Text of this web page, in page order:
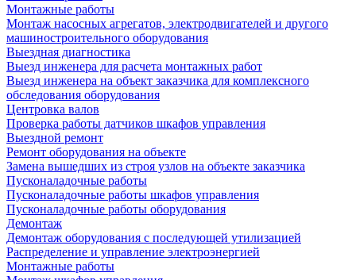
Монтажные работы
Монтаж насосных агрегатов, электродвигателей и другого
машиностроительного оборудования
Выездная диагностика
Выезд инженера для расчета монтажных работ
Выезд инженера на объект заказчика для комплексного
обследования оборудования
Центровка валов
Проверка работы датчиков шкафов управления
Выездной ремонт
Ремонт оборудования на объекте
Замена вышедших из строя узлов на объекте заказчика
Пусконаладочные работы
Пусконаладочные работы шкафов управления
Пусконаладочные работы оборудования
Демонтаж
Демонтаж оборудования с последующей утилизацией
Распределение и управление электроэнергией
Монтажные работы